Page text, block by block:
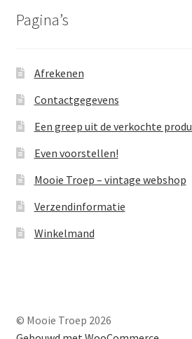
Pagina’s
Afrekenen
Contactgegevens
Een greep uit de verkochte
Even voorstellen!
Mooie Troep – vintage webshop
Verzendinformatie
Winkelmand
© Mooie Troep 2026